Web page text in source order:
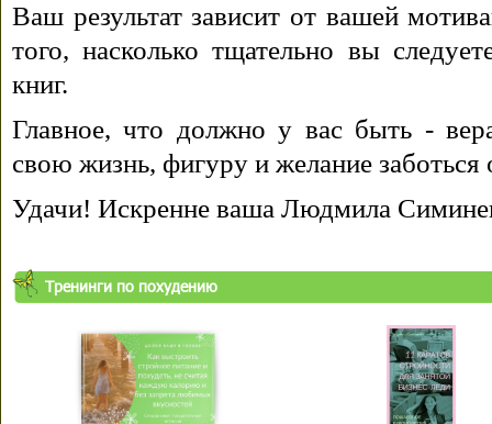
Ваш результат зависит от вашей
того, насколько тщательно вы
книг.
Главное, что должно у вас быть -
свою жизнь, фигуру и желание заботься
Удачи! Искренне ваша Людмила
Тренинги по похудению